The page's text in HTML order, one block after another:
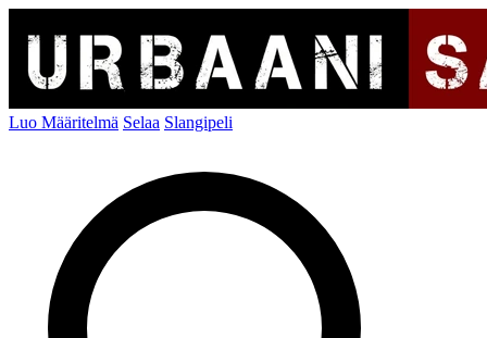
Luo Määritelmä Selaa Slangipeli